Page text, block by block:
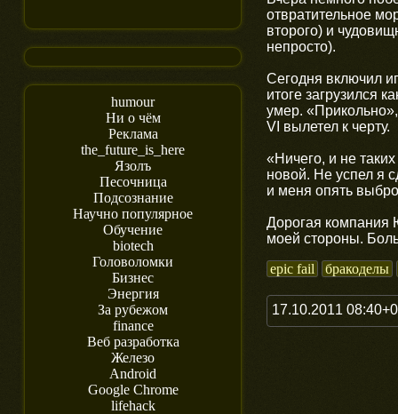
humour
Ни о чём
Реклама
the_future_is_here
Язолъ
Песочница
Подсознание
Научно популярное
Обучение
biotech
Головоломки
Бизнес
Энергия
За рубежом
finance
Веб разработка
Железо
Android
Google Chrome
lifehack
отвратительное
второго) и
непросто).
Сегодня включил
итоге загрузился
умер.
VI вылетел к черту.
«Ничего, и не
новой. Не успел я
и меня опять
Дорогая компания
моей стороны.
epic fail
бракоделы
17.10.2011